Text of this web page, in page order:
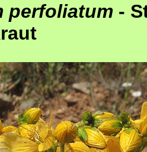
perfoliatum -